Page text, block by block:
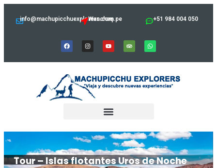
info@machupicchuexplorers.com.pe
Wanchaq +51 984 004 050
Tour – Islas flotantes Uros de Noche